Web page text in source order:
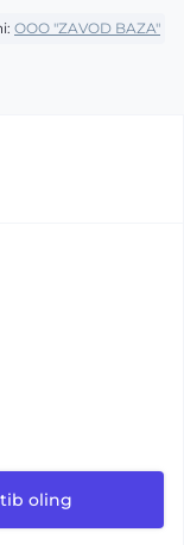
OOO "ZAVOD BAZA"
oling